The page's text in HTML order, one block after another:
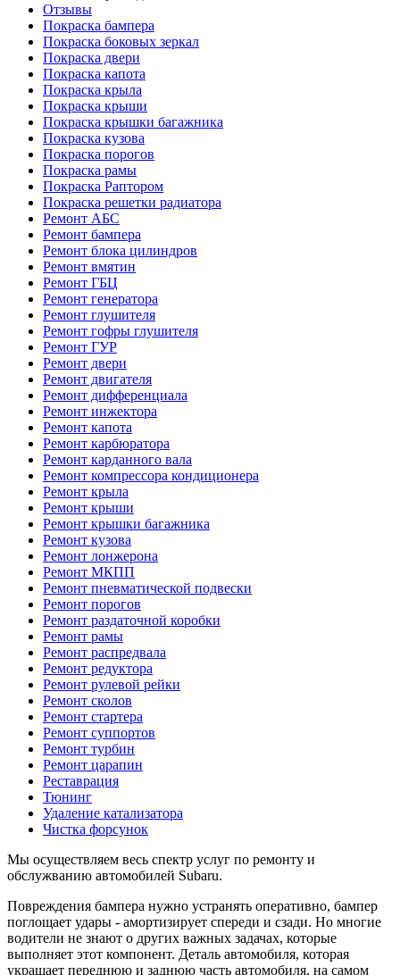
Отзывы
Покраска бампера
Покраска боковых зеркал
Покраска двери
Покраска капота
Покраска крыла
Покраска крыши
Покраска крышки багажника
Покраска кузова
Покраска порогов
Покраска рамы
Покраска Раптором
Покраска решетки радиатора
Ремонт АБС
Ремонт бампера
Ремонт блока цилиндров
Ремонт вмятин
Ремонт ГБЦ
Ремонт генератора
Ремонт глушителя
Ремонт гофры глушителя
Ремонт ГУР
Ремонт двери
Ремонт двигателя
Ремонт дифференциала
Ремонт инжектора
Ремонт капота
Ремонт карбюратора
Ремонт карданного вала
Ремонт компрессора кондиционера
Ремонт крыла
Ремонт крыши
Ремонт крышки багажника
Ремонт кузова
Ремонт лонжерона
Ремонт МКПП
Ремонт пневматической подвески
Ремонт порогов
Ремонт раздаточной коробки
Ремонт рамы
Ремонт распредвала
Ремонт редуктора
Ремонт рулевой рейки
Ремонт сколов
Ремонт стартера
Ремонт суппортов
Ремонт турбин
Ремонт царапин
Реставрация
Тюнинг
Удаление катализатора
Чистка форсунок
Мы осуществляем весь спектр услуг по ремонту и
обслужванию автомобилей Subaru.
Повреждения бампера нужно устранять оперативно, бампер
поглощает удары - амортизирует спереди и сзади. Но многие
водители не знают о других важных задачах, которые
выполняет этот компонент. Деталь автомобиля, которая
украшает переднюю и заднюю часть автомобиля, на самом